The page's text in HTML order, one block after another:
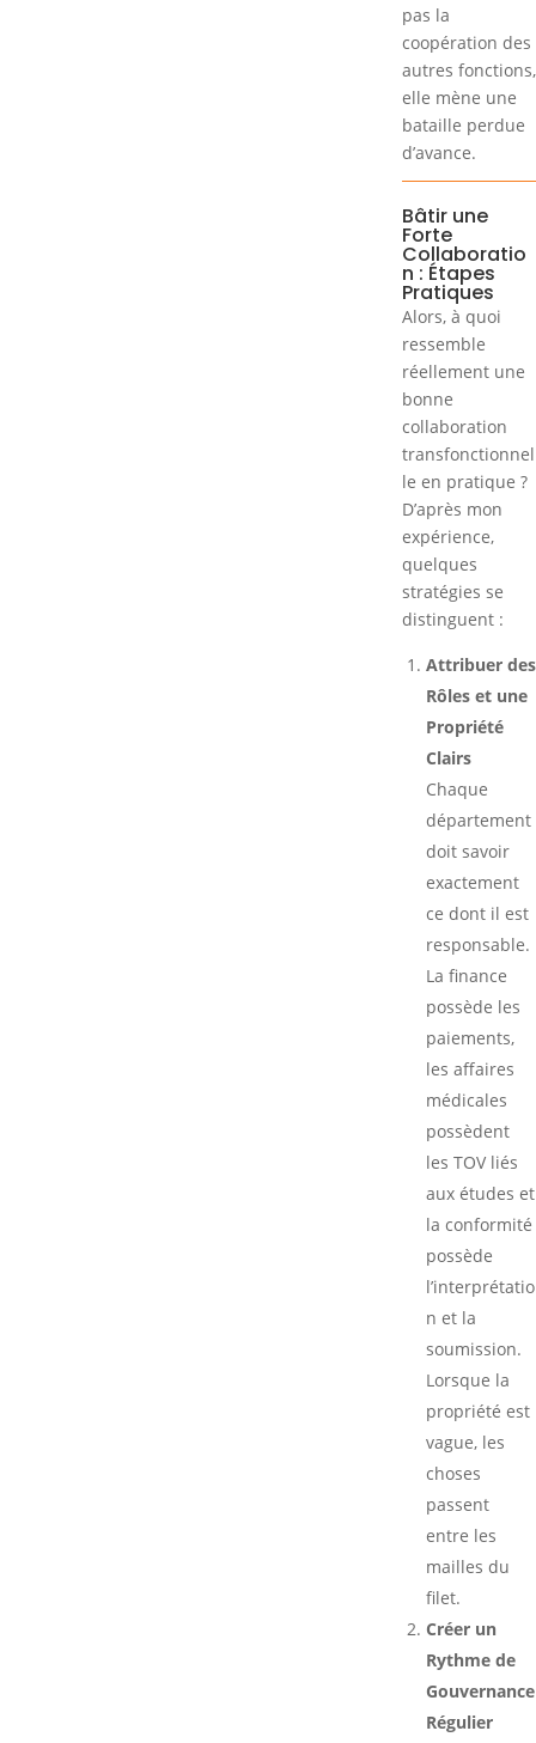
pas la
coopération des
autres fonctions,
elle mène une
bataille perdue
d’avance.
Bâtir une
Forte
Collaboratio
n : Étapes
Pratiques
Alors, à quoi
ressemble
réellement une
bonne
collaboration
transfonctionnel
le en pratique ?
D’après mon
expérience,
quelques
stratégies se
distinguent :
Attribuer des
Rôles et une
Propriété
Clairs
Chaque
département
doit savoir
exactement
ce dont il est
responsable.
La finance
possède les
paiements,
les affaires
médicales
possèdent
les TOV liés
aux études et
la conformité
possède
l’interprétatio
n et la
soumission.
Lorsque la
propriété est
vague, les
choses
passent
entre les
mailles du
filet.
Créer un
Rythme de
Gouvernance
Régulier